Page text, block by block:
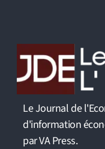
Le Journal de
d'information
par VA Press.